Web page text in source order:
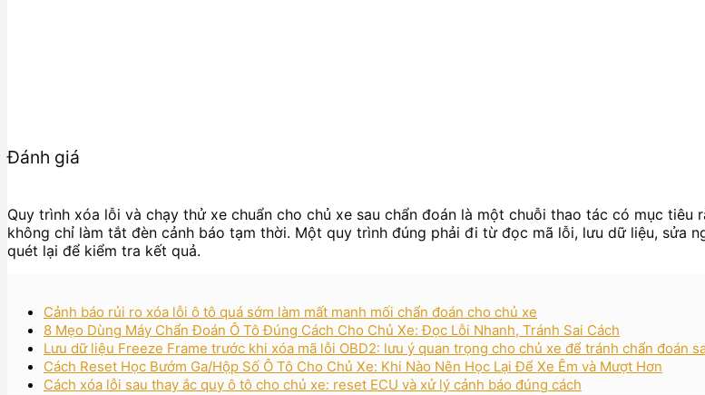
Đánh giá
Quy trình xóa lỗi và chạy thử xe chuẩn cho chủ xe sau chẩn đoán là một chuỗi thao tác có mục tiêu
không chỉ làm tắt đèn cảnh báo tạm thời. Một quy trình đúng phải đi từ đọc mã lỗi, lưu dữ liệu, sửa
quét lại để kiểm tra kết quả.
Cảnh báo rủi ro xóa lỗi ô tô quá sớm làm mất manh mối chẩn đoán cho chủ xe
8 Mẹo Dùng Máy Chẩn Đoán Ô Tô Đúng Cách Cho Chủ Xe: Đọc Lỗi Nhanh, Tránh Sai Cách
Lưu dữ liệu Freeze Frame trước khi xóa mã lỗi OBD2: lưu ý quan trọng cho chủ xe để tránh chẩn đoán
Cách Reset Học Bướm Ga/Hộp Số Ô Tô Cho Chủ Xe: Khi Nào Nên Học Lại Để Xe Êm và Mượt Hơn
Cách xóa lỗi sau thay ắc quy ô tô cho chủ xe: reset ECU và xử lý cảnh báo đúng cách